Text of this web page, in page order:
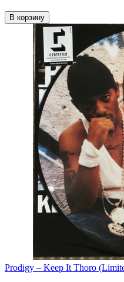
В корзину
Prodigy ‎– Keep It Thoro